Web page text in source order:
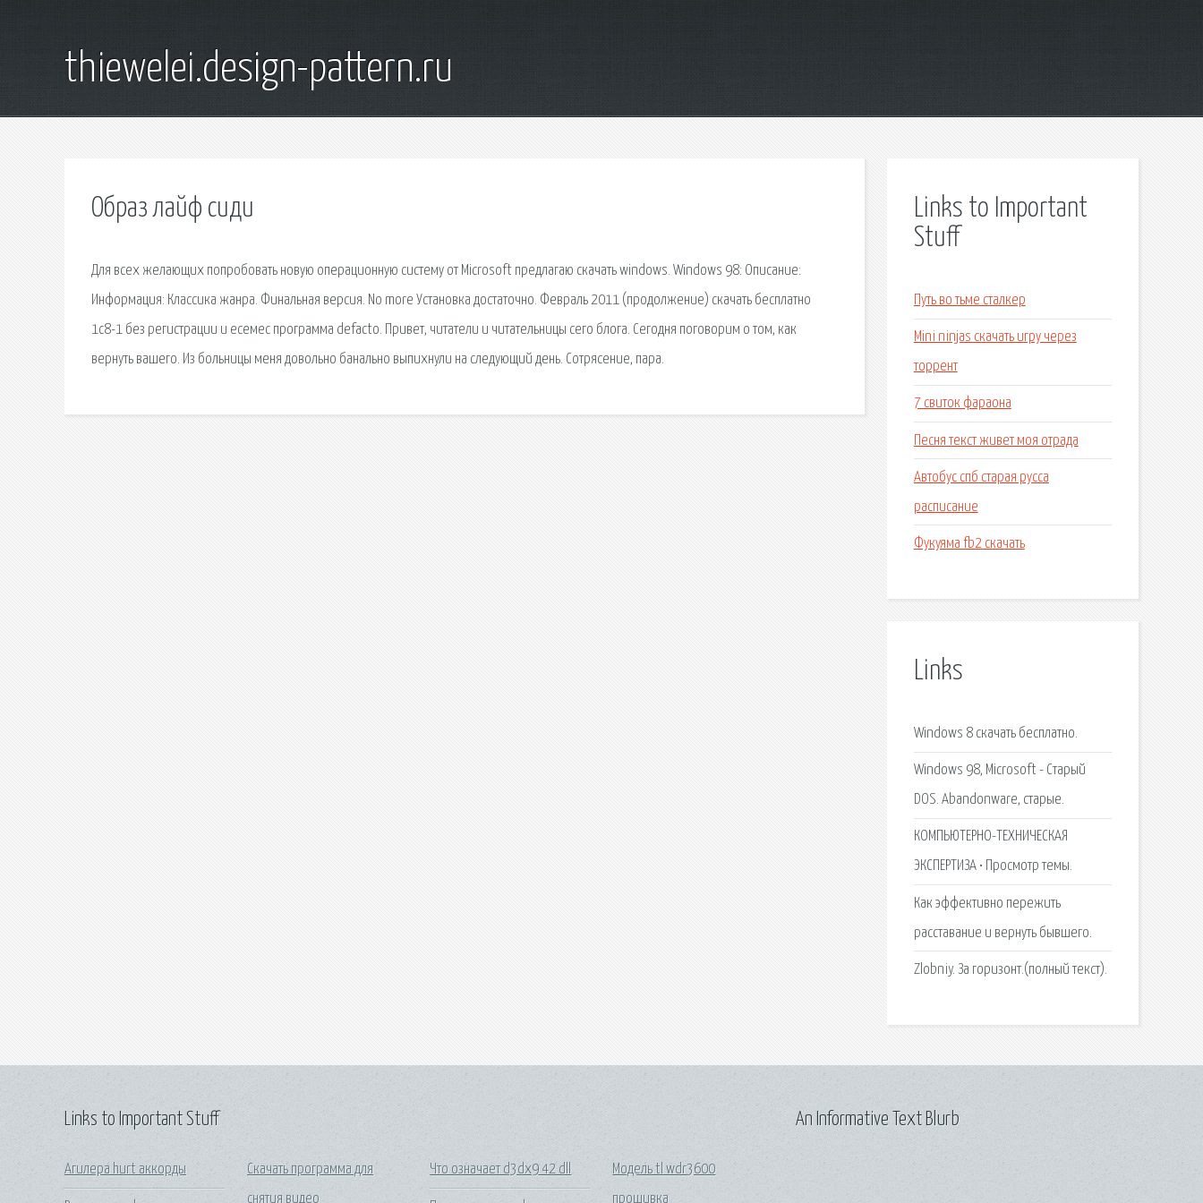
thiewelei.design-pattern.ru
Образ лайф сиди
Для всех желающих попробовать новую операционную систему от Microsoft предлагаю скачать windows. Windows 98: Описание:
Информация: Классика жанра. Финальная версия. No more Установка достаточно. Февраль 2011 (продолжение) скачать бесплатно
1с8-1 без регистрации и есемес программа defacto. Привет, читатели и читательницы сего блога. Сегодня поговорим о том, как
вернуть вашего. Из больницы меня довольно банально выпихнули на следующий день. Сотрясение, пара.
Links to Important
Stuff
Путь во тьме сталкер
Mini ninjas скачать игру через
торрент
7 свиток фараона
Песня текст живет моя отрада
Автобус спб старая русса
расписание
Фукуяма fb2 скачать
Links
Windows 8 скачать бесплатно.
Windows 98, Microsoft - Старый
DOS. Abandonware, старые.
КОМПЬЮТЕРНО-ТЕХНИЧЕСКАЯ
ЭКСПЕРТИЗА • Просмотр темы.
Как эффективно пережить
расставание и вернуть бывшего.
Zlobniy. За горизонт.(полный текст).
Links to Important Stuff
Агилера hurt аккорды
Скачать программа для
снятия видео
Что означает d3dx9 42 dll
Модель tl wdr3600
прошивка
An Informative Text Blurb